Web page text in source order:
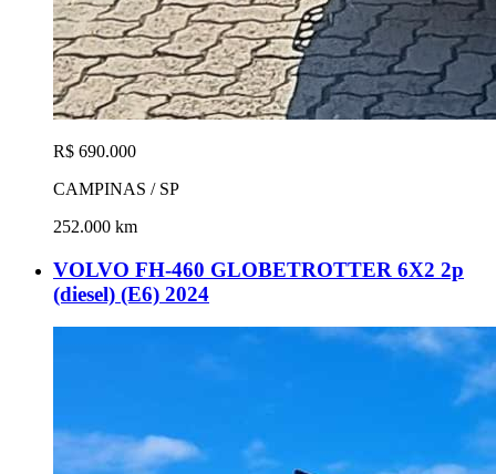
R$ 690.000
CAMPINAS / SP
252.000 km
VOLVO FH-460 GLOBETROTTER 6X2 2p
(diesel) (E6) 2024